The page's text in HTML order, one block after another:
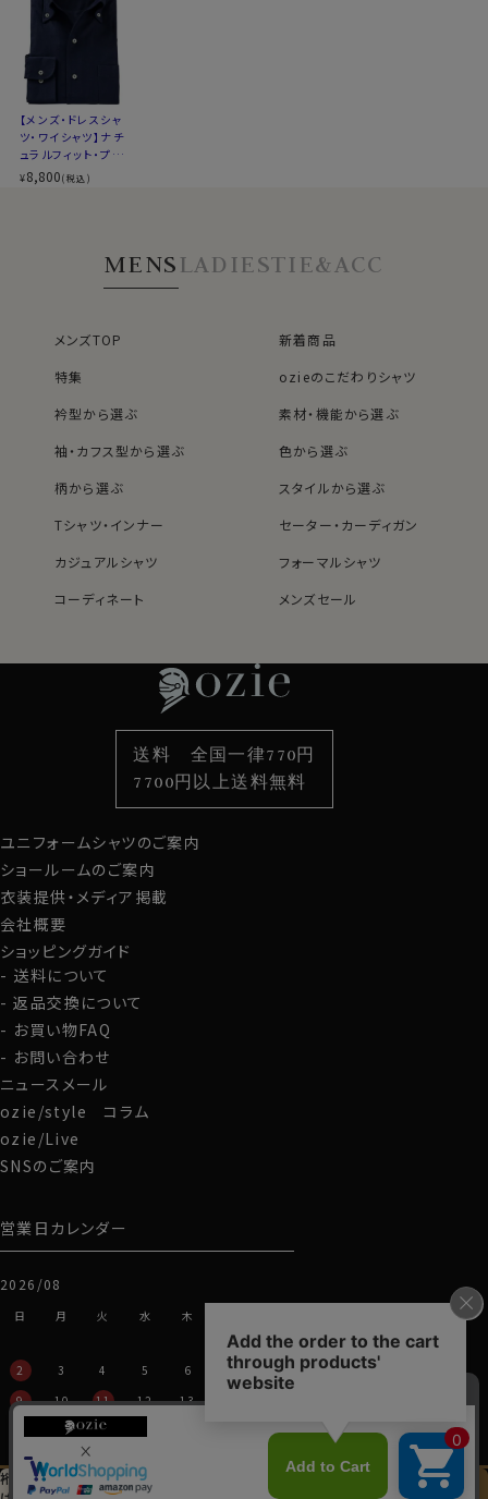
カフス部分はコンバーチブルカフスになっておりますの
で、カフスボタンもご利用いただけます。
S-37～LL-43・3L-45･4L-47cm / トールM-88・L-90・
LL-90cm・全１２サイズにてご用意。(サイズ表C)
▼スポット商品につき再入荷はございませんのでご了承
ください
▼ナチュラルフィットとは？
後ろ身頃にダーツを入れて、ウエスト部分をやや絞ったス
タイルです。
適度に絞ったウエストラインは細すぎず、それでいてダボ
つきのないシルエット。
着心地を考え、細いだけのシャツとは一線を画したつくり
は絞りを若干ゆるくしております。 細さを気にせず一般的
なサイズと同じ感覚でお選びください。
【メンズ・ドレスシャ
ツ・ワイシャツ】ナチ
ュラルフィット・プレ
ミアムコットン・から
み織り・イタリアンカ
¥8,800(税込)
裄丈加工＆イニシャル刺繍
この商品を
MENSLADIESTIE&ACC
メンズTOP
新着商品
特集
ozieのこだわりシャツ
衿型から選ぶ
素材・機能から選ぶ
袖・カフス型から選ぶ
色から選ぶ
柄から選ぶ
スタイルから選ぶ
Tシャツ・インナー
セーター・カーディガン
カジュアルシャツ
フォーマルシャツ
コーディネート
メンズセール
袖・カフス型から選ぶ
色から選ぶ
柄から選ぶ
スタイルから選ぶ
カジュアルシャツ
定番シャツ
カフスボタン
サスペンダー
財布・名刺入れ
バッグ
ストール・マフラー
グローブ
ユニフォームシャツのご案内
ショールームのご案内
衣装提供・メディア掲載
会社概要
ショッピングガイド
送料について
返品交換について
お買い物FAQ
お問い合わせ
ニュースメール
ozie/style コラム
ozie/Live
SNSのご案内
営業日カレンダー
2026/08
日 月 火 水 木
1
2
3 4 5 6 7
8
9
10 11 12 13
17 18
22
23
24
30
31
送料 全国一律770円
7700円以上送料無料